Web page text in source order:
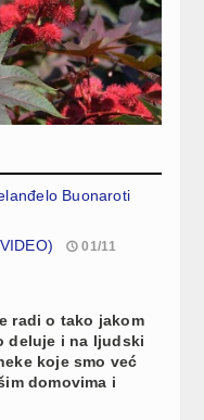
Buonaroti
01/11
radi o tako jakom
deluje i na ljudski
koje smo već
domovima i